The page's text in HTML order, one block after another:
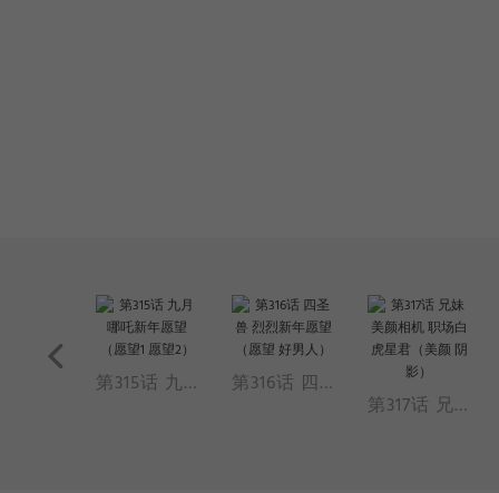
第314话 过年篇（洗脑 红包）
第315话 九月哪吒新年愿望（愿望1 愿望2） 第316话 四圣兽 烈烈新年愿望（愿望 好男人）
第317话 兄妹美颜相机 职场白虎星君（美颜 阴影）